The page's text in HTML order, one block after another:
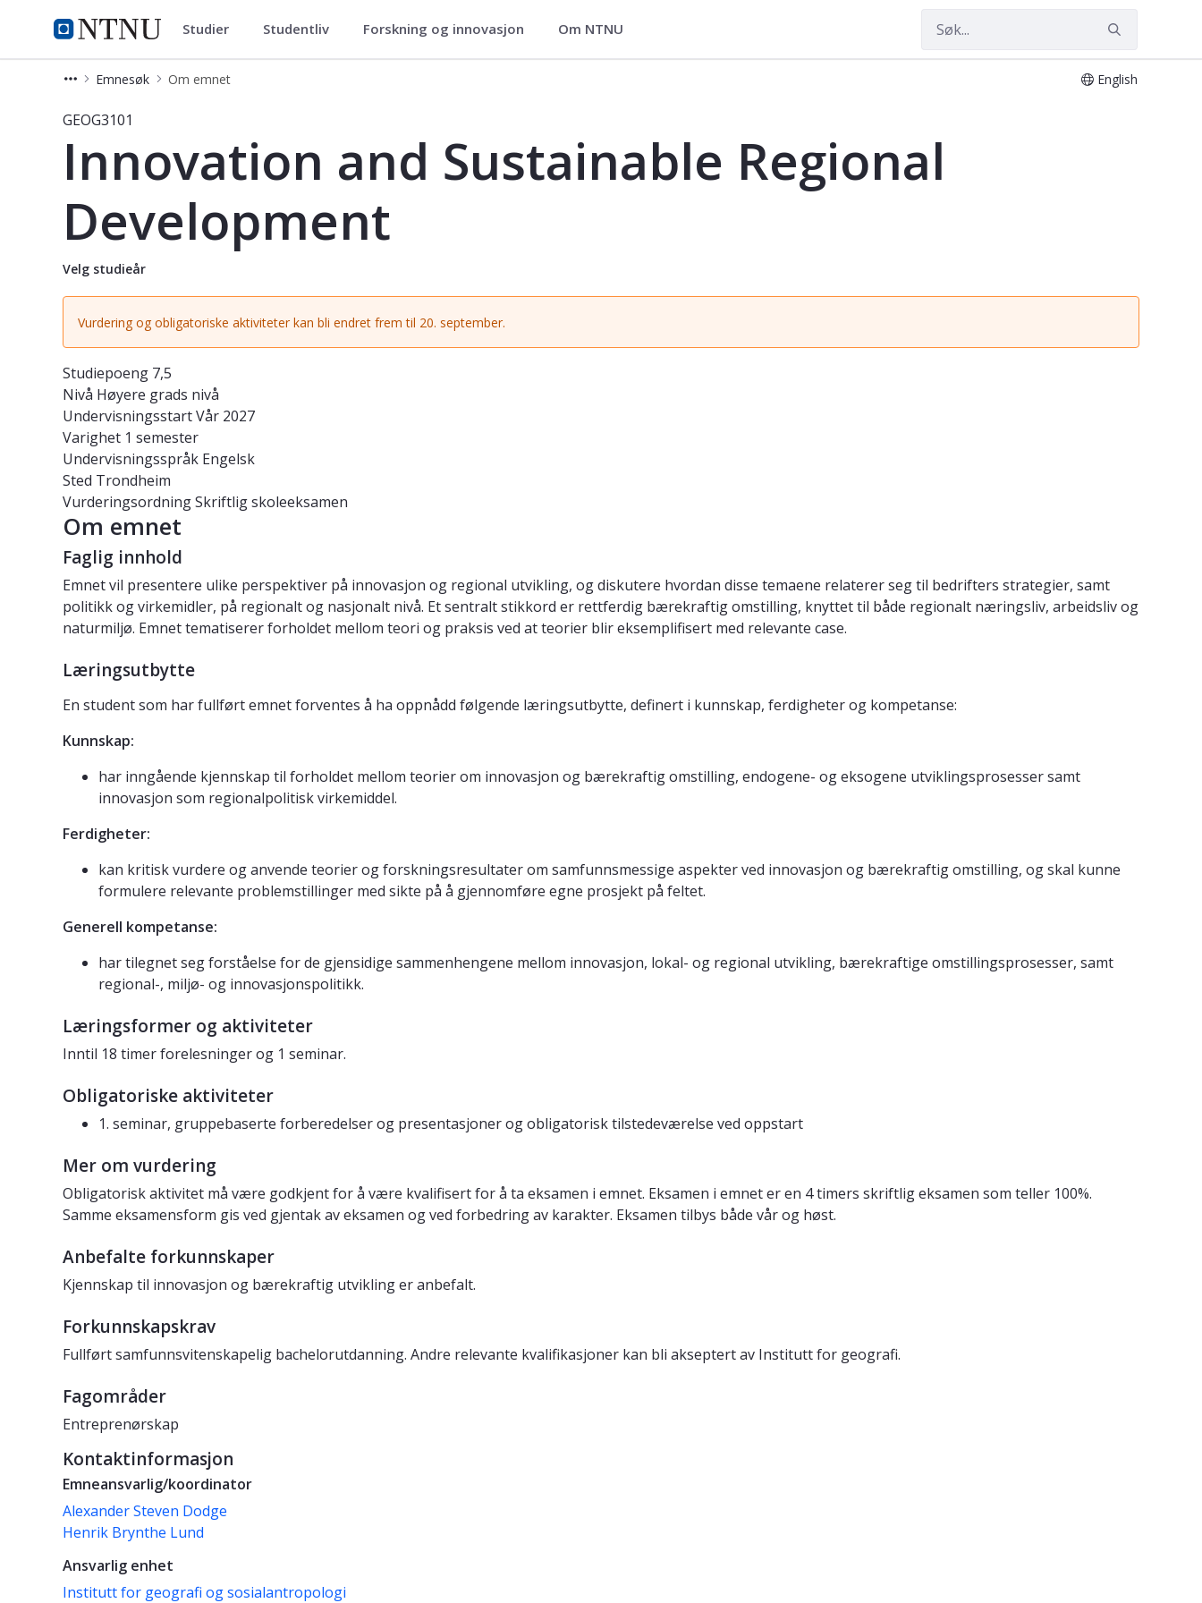
NTNU Hjemmeside
Studier Studier Studentliv Forskning og innovasjon Om NTNU
Emnesøk Om emnet English
Emne - Innovation and Sustainable Regional Development - GEOG3101
GEOG3101
Innovation and Sustainable Regional
Development
Velg studieår
Vurdering og obligatoriske aktiviteter kan bli endret frem til 20. september.
Studiepoeng 7,5
Nivå Høyere grads nivå
UndervisningsstartVår 2027
Varighet 1 semester
Undervisningsspråk Engelsk
Sted Trondheim
VurderingsordningSkriftlig skoleeksamen
Om emnet
Faglig innhold
Emnet vil presentere ulike perspektiver på innovasjon og regional utvikling, og diskutere hvordan disse temaene relaterer seg til bedrifters strategier, samt
politikk og virkemidler, på regionalt og nasjonalt nivå. Et sentralt stikkord er rettferdig bærekraftig omstilling, knyttet til både regionalt næringsliv, arbeidsliv og
naturmiljø. Emnet tematiserer forholdet mellom teori og praksis ved at teorier blir eksemplifisert med relevante case.
Læringsutbytte
En student som har fullført emnet forventes å ha oppnådd følgende læringsutbytte, definert i kunnskap, ferdigheter og kompetanse:
Kunnskap:
har inngående kjennskap til forholdet mellom teorier om innovasjon og bærekraftig omstilling, endogene- og eksogene utviklingsprosesser samt
innovasjon som regionalpolitisk virkemiddel.
Ferdigheter:
kan kritisk vurdere og anvende teorier og forskningsresultater om samfunnsmessige aspekter ved innovasjon og bærekraftig omstilling, og skal kunne
formulere relevante problemstillinger med sikte på å gjennomføre egne prosjekt på feltet.
Generell kompetanse:
har tilegnet seg forståelse for de gjensidige sammenhengene mellom innovasjon, lokal- og regional utvikling, bærekraftige omstillingsprosesser, samt
regional-, miljø- og innovasjonspolitikk.
Læringsformer og aktiviteter
Inntil 18 timer forelesninger og 1 seminar.
Obligatoriske aktiviteter
1. seminar, gruppebaserte forberedelser og presentasjoner og obligatorisk tilstedeværelse ved oppstart
Mer om vurdering
Obligatorisk aktivitet må være godkjent for å være kvalifisert for å ta eksamen i emnet. Eksamen i emnet er en 4 timers skriftlig eksamen som teller 100%.
Samme eksamensform gis ved gjentak av eksamen og ved forbedring av karakter. Eksamen tilbys både vår og høst.
Anbefalte forkunnskaper
Kjennskap til innovasjon og bærekraftig utvikling er anbefalt.
Forkunnskapskrav
Fullført samfunnsvitenskapelig bachelorutdanning. Andre relevante kvalifikasjoner kan bli akseptert av Institutt for geografi.
Fagområder
Entreprenørskap
Kontaktinformasjon
Emneansvarlig/koordinator
Alexander Steven Dodge
Henrik Brynthe Lund
Ansvarlig enhet
Institutt for geografi og sosialantropologi